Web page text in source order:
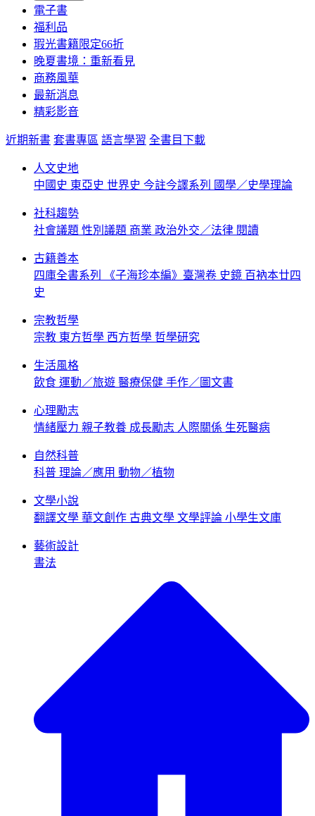
電子書
福利品
瑕光書籍限定66折
晚夏書境：重新看見
商務風華
最新消息
精彩影音
近期新書 套書專區 語言學習 全書目下載
人文史地
中國史 東亞史 世界史 今註今譯系列 國學／史學理論
社科趨勢
社會議題 性別議題 商業 政治外交／法律 閱讀
古籍善本
四庫全書系列
《子海珍本編》臺灣卷 史鏡 百衲本廿四
史
宗教哲學
宗教 東方哲學 西方哲學 哲學研究
生活風格
飲食 運動／旅遊 醫療保健 手作／圖文書
心理勵志
情緒壓力 親子教養 成長勵志 人際關係 生死醫病
自然科普
科普 理論／應用 動物／植物
文學小說
翻譯文學 華文創作 古典文學 文學評論 小學生文庫
藝術設計
書法